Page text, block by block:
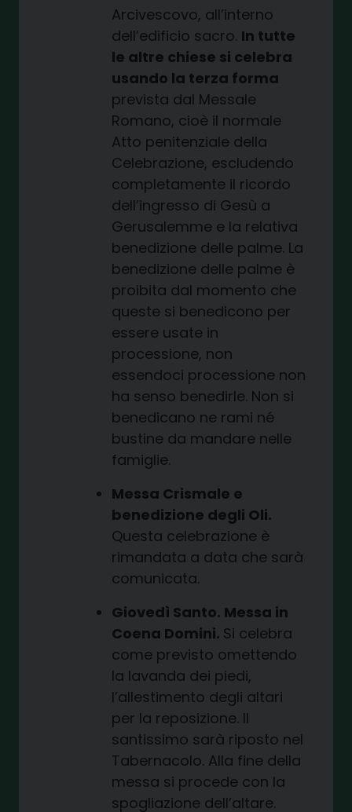
Arcivescovo, all’interno
dell’edificio sacro. In tutte
le altre chiese si celebra
usando la terza forma
prevista dal Messale
Romano, cioè il normale
Atto penitenziale della
Celebrazione, escludendo
completamente il ricordo
dell’ingresso di Gesù a
Gerusalemme e la relativa
benedizione delle palme. La
benedizione delle palme è
proibita dal momento che
queste si benedicono per
essere usate in
processione, non
essendoci processione non
ha senso benedirle. Non si
benedicano ne rami né
bustine da mandare nelle
famiglie.
Messa Crismale e
benedizione degli Oli.
Questa celebrazione è
rimandata a data che sarà
comunicata.
Giovedì Santo. Messa in
Coena Domini. Si celebra
come previsto omettendo
la lavanda dei piedi,
l’allestimento degli altari
per la reposizione. Il
santissimo sarà riposto nel
Tabernacolo. Alla fine della
messa si procede con la
spogliazione dell’altare.